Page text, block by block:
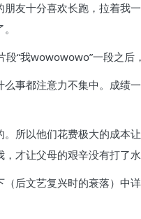
友十分喜欢长跑，拉着我
“我wowowowo”一段之后
事都注意力不集中。成绩
所以他们花费极大的成本
才让父母的艰辛没有打了
后文艺复兴时的衰落）中详